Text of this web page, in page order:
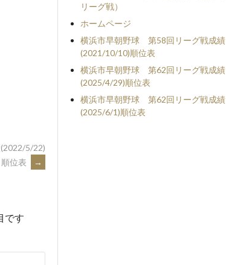
5/22)
順位表
→
です
リーグ戦）
ホームページ
横浜市早朝野球 第58回リーグ戦成績
(2021/10/10)順位表
横浜市早朝野球 第62回リーグ戦成績
(2025/4/29)順位表
横浜市早朝野球 第62回リーグ戦成績
(2025/6/1)順位表